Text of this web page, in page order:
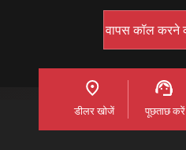
डीलर खोजें पूछताछ करें